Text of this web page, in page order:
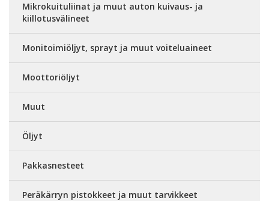
Mikrokuituliinat ja muut auton kuivaus- ja
kiillotusvälineet
Monitoimiöljyt, sprayt ja muut voiteluaineet
Moottoriöljyt
Muut
Öljyt
Pakkasnesteet
Peräkärryn pistokkeet ja muut tarvikkeet